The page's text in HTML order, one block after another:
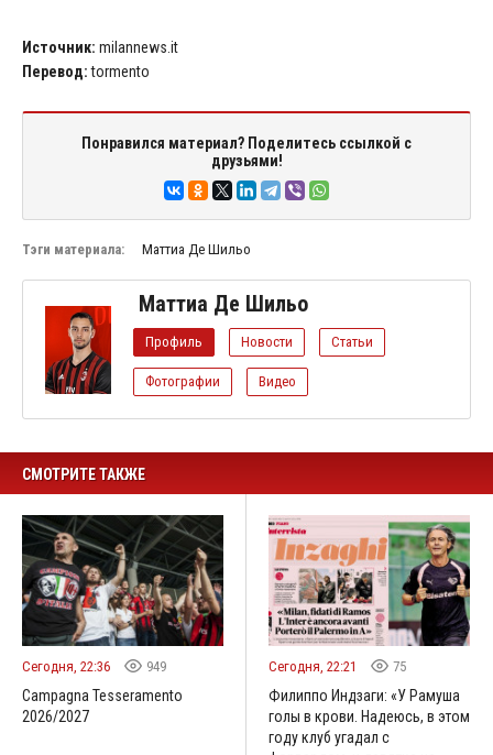
Источник: milannews.it
Перевод:tormento
Понравился материал? Поделитесь ссылкой с
друзьями!
Тэги материала: Маттиа Де Шильо
Маттиа Де Шильо
Профиль Новости Статьи
Фотографии Видео
СМОТРИТЕ ТАКЖЕ
Сегодня, 22:36 949
Campagna Tesseramento
2026/2027
Сегодня, 22:21 75
Филиппо Индзаги: «У Рамуша
голы в крови. Надеюсь, в этом
году клуб угадал с